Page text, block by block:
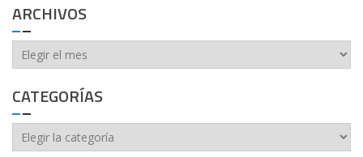
ARCHIVOS
Archivos
CATEGORÍAS
Categorías